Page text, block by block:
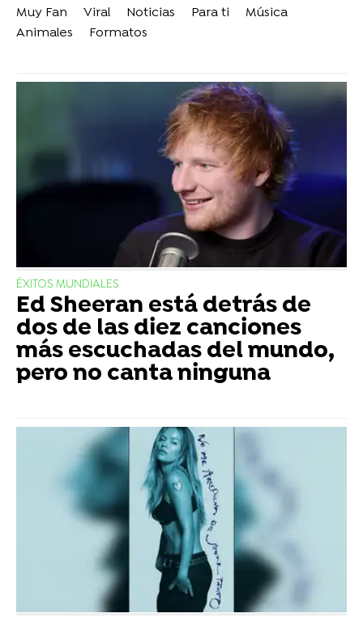
Muy Fan Viral Noticias Para ti
Música
Animales
Formatos
ÉXITOS MUNDIALES
Ed Sheeran está detrás de
dos de las diez canciones
más escuchadas del mundo,
pero no canta ninguna